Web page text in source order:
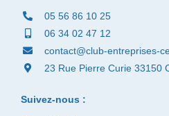
05 56 86 10 25
06 34 02 47 12
contact@club-entreprises-
23 Rue Pierre Curie 33150
Suivez-nous :